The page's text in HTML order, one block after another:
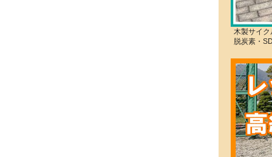
木製サイ
脱炭素・